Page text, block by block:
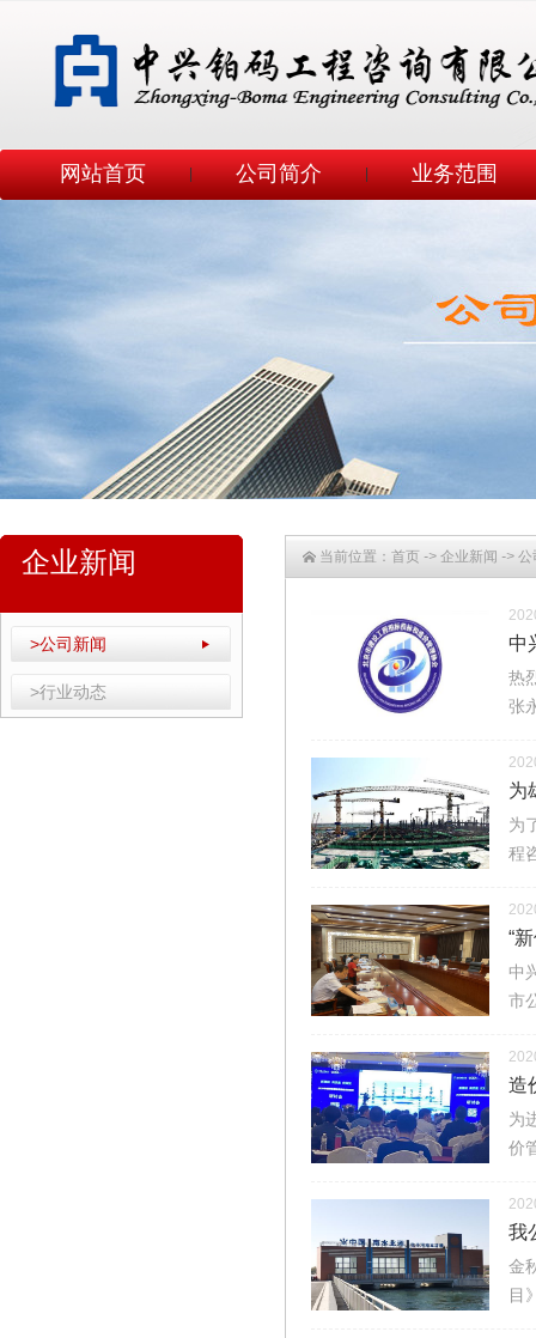
网站首页 公司简介 业务范围
企业新闻
>公司新闻
>行业动态
当前位置： 首页 -> 企业新闻 -> 公
中
热
张
为
为
程
“
中
市
造
为
价
我
金
目